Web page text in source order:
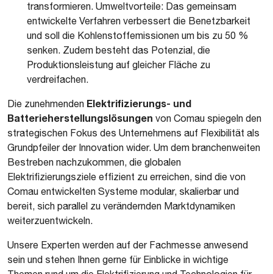
transformieren. Umweltvorteile: Das gemeinsam
entwickelte Verfahren verbessert die Benetzbarkeit
und soll die Kohlenstoffemissionen um bis zu 50 %
senken. Zudem besteht das Potenzial, die
Produktionsleistung auf gleicher Fläche zu
verdreifachen.
Die zunehmenden Elektrifizierungs- und
Batterieherstellungslösungen von Comau spiegeln den
strategischen Fokus des Unternehmens auf Flexibilität als
Grundpfeiler der Innovation wider. Um dem branchenweiten
Bestreben nachzukommen, die globalen
Elektrifizierungsziele effizient zu erreichen, sind die von
Comau entwickelten Systeme modular, skalierbar und
bereit, sich parallel zu verändernden Marktdynamiken
weiterzuentwickeln.
Unsere Experten werden auf der Fachmesse anwesend
sein und stehen Ihnen gerne für Einblicke in wichtige